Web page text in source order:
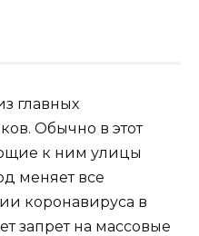
главных
Обычно в этот
к ним улицы
меняет все
коронавируса в
запрет на массовые